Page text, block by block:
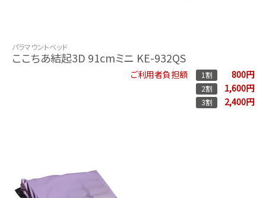
パラマウントベッド
ここちあ結起3D 91cmミニ KE-932QS
ご利用者負担額 1割 800円
2割 1,600円
3割 2,400円